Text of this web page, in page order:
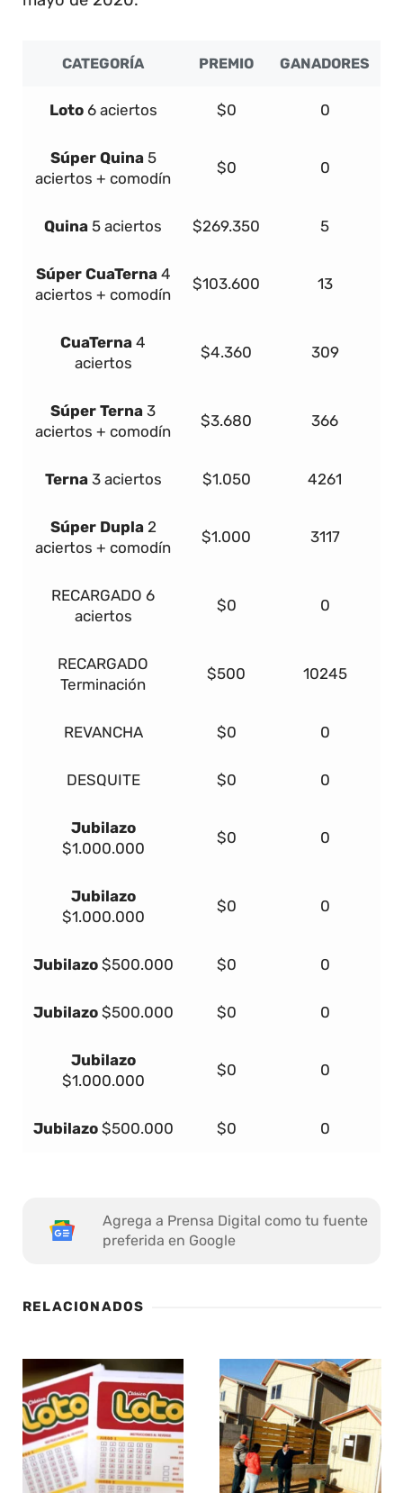
CATEGORÍA PREMIO GANADORES
Loto 6 aciertos $0 0
Súper Quina 5
aciertos + comodín
$0 0
Quina 5 aciertos $269.350 5
Súper CuaTerna 4
aciertos + comodín
$103.600 13
CuaTerna 4
aciertos
$4.360 309
Súper Terna 3
aciertos + comodín
$3.680 366
Terna 3 aciertos $1.050 4261
Súper Dupla 2
aciertos + comodín
$1.000 3117
RECARGADO 6
aciertos
$0 0
RECARGADO
Terminación
$500 10245
REVANCHA $0 0
DESQUITE $0 0
Jubilazo
$1.000.000
$0 0
Jubilazo
$1.000.000
$0 0
Jubilazo $500.000 $0 0
Jubilazo $500.000 $0 0
Jubilazo
$1.000.000
$0 0
Jubilazo $500.000 $0 0
Agrega a Prensa Digital como tu fuente
preferida en Google
RELACIONADOS